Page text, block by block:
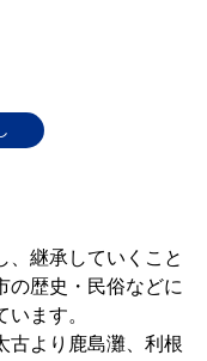
、継承していくこと
の歴史・民俗などに
ます。
古より鹿島灘、利根